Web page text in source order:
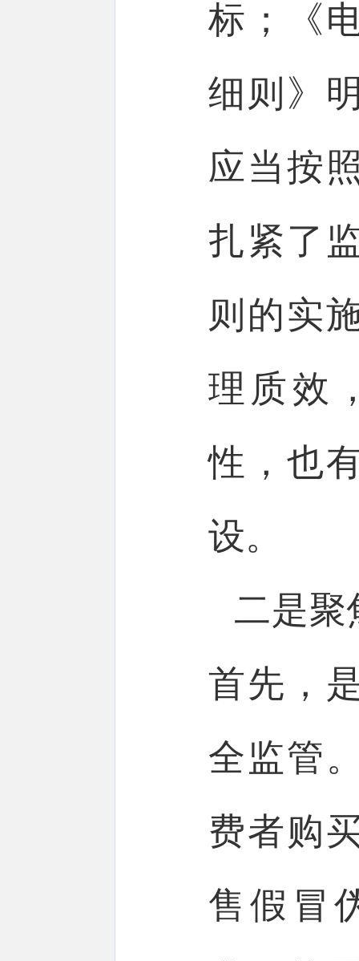
标；《
细则》
应当按
扎紧了
则的实
理质效
性，也
设。
二是聚
首先，
全监管
费者购
售假冒